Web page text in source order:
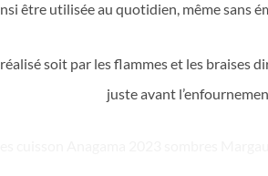
être utilisée au quotidien, même sans
soit par les flammes et les braises
juste avant